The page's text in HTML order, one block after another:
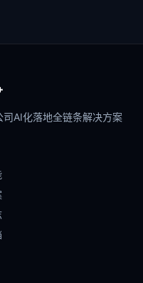
AI化落地全链条解决方案